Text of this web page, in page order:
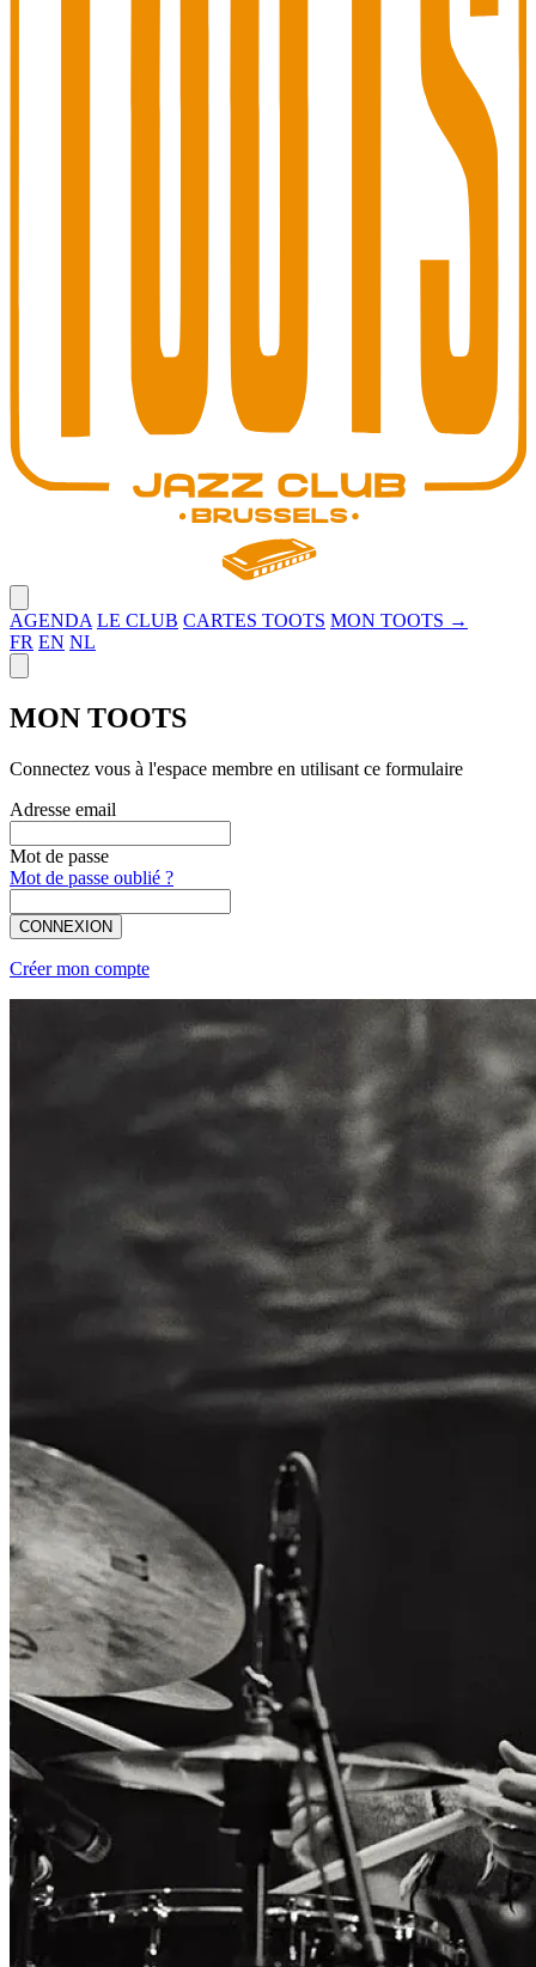
AGENDA LE CLUB CARTES TOOTS MON TOOTS →
FR EN NL
MON TOOTS
Connectez vous à l'espace membre en utilisant ce formulaire
Adresse email
Mot de passe
Mot de passe oublié ?
CONNEXION
Créer mon compte